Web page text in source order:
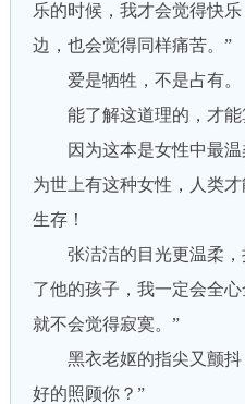
乐的时候，我才会觉得快
边，也会觉得同样痛苦。”
爱是牺牲，不是占有。
能了解这道理的，才能
因为这本是女性中最温
为世上有这种女性，人类
生存！
张洁洁的目光更温柔，
了他的孩子，我一定会全
就不会觉得寂寞。”
黑衣老妪的指尖又颤抖
好的照顾你？”